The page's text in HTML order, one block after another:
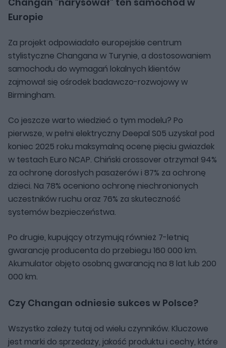
Europie
Za projekt odpowiadało europejskie centrum
stylistyczne Changana w Turynie, a dostosowaniem
samochodu do wymagań lokalnych klientów
zajmował się ośrodek badawczo-rozwojowy w
Birmingham.
Co jeszcze warto wiedzieć o tym modelu? Po
pierwsze, w pełni elektryczny Deepal S05 uzyskał pod
koniec 2025 roku maksymalną ocenę pięciu gwiazdek
w testach Euro NCAP. Chiński crossover otrzymał 94%
za ochronę dorosłych pasażerów i 87% za ochronę
dzieci. Na 78% oceniono ochronę niechronionych
uczestników ruchu oraz 76% za skuteczność
systemów bezpieczeństwa.
Po drugie, kupujący otrzymują również 7-letnią
gwarancję producenta do przebiegu 160 000 km.
Akumulator objęto osobną gwarancją na 8 lat lub 200
000 km.
Czy Changan odniesie sukces w Polsce?
Wszystko zależy tutaj od wielu czynników. Kluczowe
jest marki do sprzedaży, jakość produktu i cechy, które